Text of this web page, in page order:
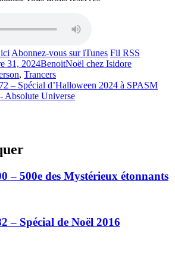
Abonnez-vous sur iTunes Fil RSS
31, 2024BenoitCatégories
Noël chez IsidoreÉtiquettes
, Trancers
– Spécial d’Halloween 2024 à SPASM
Absolute Universe
– 500e des Mystérieux étonnants
– Spécial de Noël 2016